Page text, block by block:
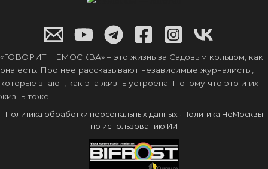
«ГОВОРИТ НЕМОСКВА» – это жизнь за Садовым кольцом, как
она есть. Про нее рассказывают независимые журналисты,
которые знают, как эта жизнь устроена. Потому что это и их
жизнь тоже.
Политика обработки персональных данных · Политика НеМосквы
по использованию ИИ